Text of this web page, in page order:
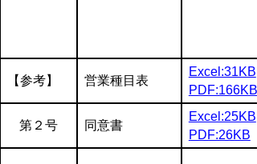
【参考】 営業種目表
Excel:31KB
PDF:166KB
第２号 同意書
Excel:25KB
PDF:26KB